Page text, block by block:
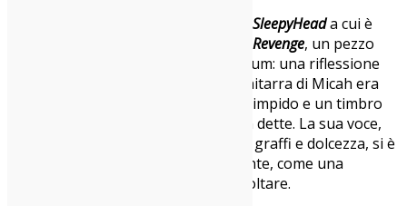
SleepyHeada cui è
One Day I Will Get My Revenge, un pezzo
che esprime l’essenza del nuovo album: una riflessione
sul destino e le sue disillusioni. La chitarra di Micah era
subito protagonista, con un suono limpido e un timbro
che sembrava raccontare storie non dette. La sua voce,
da sempre un’incantevole miscela di graffi e dolcezza, si è
fatta sentire subito potente e vibrante, come una
confessione sussurrata a chi sa ascoltare.